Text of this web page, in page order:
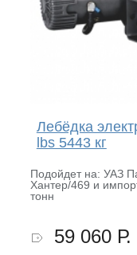
Лебёдка
lbs 5443 кг
Подойдет на: УАЗ
Хантер/469 и
тонн
59 060 Р.